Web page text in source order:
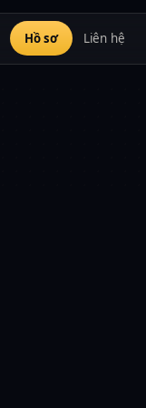
Hồ sơ Liên hệ